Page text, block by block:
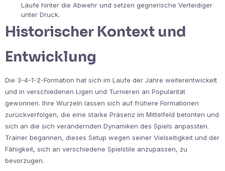
Läufe hinter die Abwehr und setzen gegnerische Verteidiger
unter Druck.
Historischer Kontext und
Entwicklung
Die 3-4-1-2-Formation hat sich im Laufe der Jahre weiterentwickelt
und in verschiedenen Ligen und Turnieren an Popularität
gewonnen. Ihre Wurzeln lassen sich auf frühere Formationen
zurückverfolgen, die eine starke Präsenz im Mittelfeld betonten und
sich an die sich verändernden Dynamiken des Spiels anpassten.
Trainer begannen, dieses Setup wegen seiner Vielseitigkeit und der
Fähigkeit, sich an verschiedene Spielstile anzupassen, zu
bevorzugen.